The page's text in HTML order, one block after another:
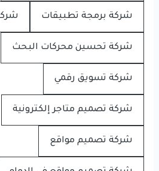
شركة برمجة تطبيقات
شركة تحسين محركات البحث
شركة تسويق رقمي
شركة تصميم متاجر إلكترونية
شركة تصميم مواقع